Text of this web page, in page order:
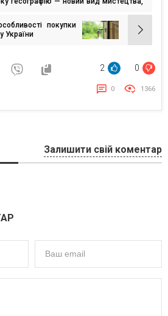
покупки
України
2 0
0 1366
Залишити свій коментар